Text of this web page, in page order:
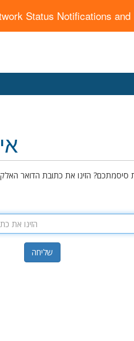
Status Notifications and
הזינו את כתובת הדואר
שליחה